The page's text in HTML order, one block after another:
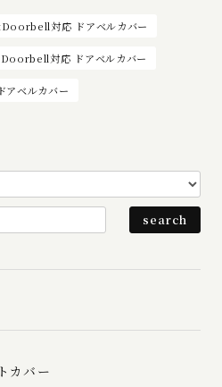
対応 ドアベルカバー
対応 ドアベルカバー
ベルカバー
カバー